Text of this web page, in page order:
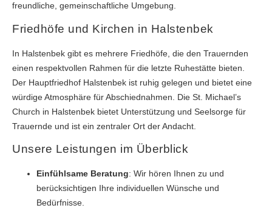
freundliche, gemeinschaftliche Umgebung.
Friedhöfe und Kirchen in Halstenbek
In Halstenbek gibt es mehrere Friedhöfe, die den Trauernden
einen respektvollen Rahmen für die letzte Ruhestätte bieten.
Der Hauptfriedhof Halstenbek ist ruhig gelegen und bietet eine
würdige Atmosphäre für Abschiednahmen. Die St. Michael’s
Church in Halstenbek bietet Unterstützung und Seelsorge für
Trauernde und ist ein zentraler Ort der Andacht.
Unsere Leistungen im Überblick
Einfühlsame Beratung: Wir hören Ihnen zu und
berücksichtigen Ihre individuellen Wünsche und
Bedürfnisse.